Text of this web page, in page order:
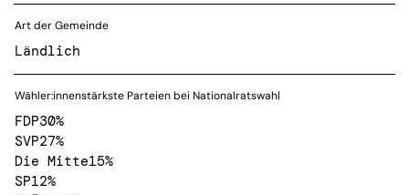
Art der Gemeinde
Ländlich
Wähler:innenstärkste Parteien bei Nationalratswahl
FDP30%
SVP27%
Die Mitte15%
SP12%